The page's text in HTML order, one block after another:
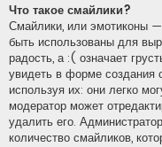
Что такое смайлики?
Смайлики, или эмотиконы —
быть использованы для
радость, а :( означает
увидеть в форме создания
используя их: они легко
модератор может
удалить его.
количество смайликов,